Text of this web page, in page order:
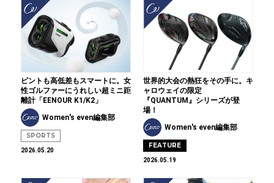
ピントも高低差もスマートに。女
性ゴルファーにうれしい超ミニ距
離計「EENOUR K1/K2」
Women's even編集部
SPORTS
2026.05.20
世界的大会の熱狂をその手に。キ
ャロウェイの限定
『QUANTUM』シリーズが登
場！
Women's even編集部
FEATURE
2026.05.19